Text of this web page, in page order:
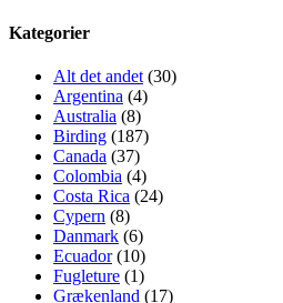
Kategorier
Alt det andet (30)
Argentina (4)
Australia (8)
Birding (187)
Canada (37)
Colombia (4)
Costa Rica (24)
Cypern (8)
Danmark (6)
Ecuador(10)
Fugleture (1)
Grækenland (17)